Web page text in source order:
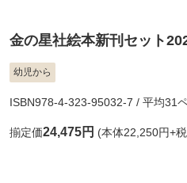
金の星社絵本新刊セット
幼児から
ISBN978-4-323-95032-7 / 平均31
揃定価24,475円 (本体22,250円+